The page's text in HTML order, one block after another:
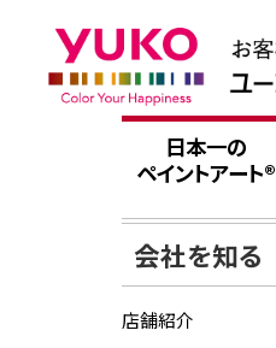
日本一の
ペイントアート®
会社を知る
店舗紹介